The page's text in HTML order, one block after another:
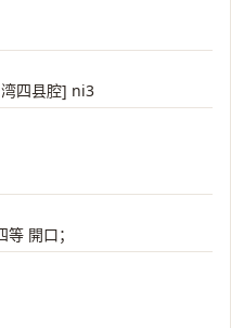
四县腔] ni3
開口；